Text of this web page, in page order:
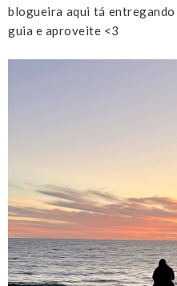
blogueira aqui tá entregando
guia e aproveite <3